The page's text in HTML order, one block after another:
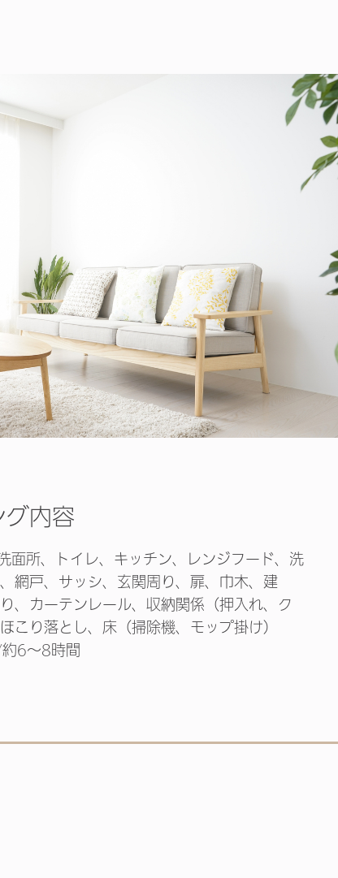
グ内容
面所、トイレ、キッチン、レンジフード、洗
網戸、サッシ、玄関周り、扉、巾木、建
、カーテンレール、収納関係（押入れ、ク
こり落とし、床（掃除機、モップ掛け）
6～8時間